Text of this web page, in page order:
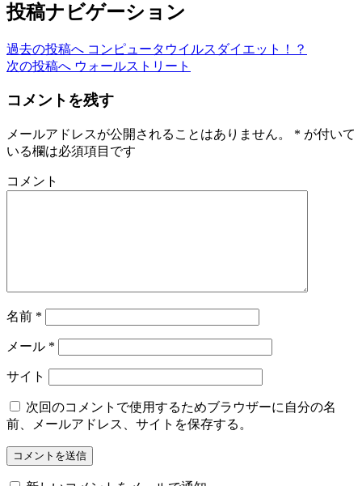
投稿ナビゲーション
過去の投稿へ コンピュータウイルスダイエット！？
次の投稿へ ウォールストリート
コメントを残す
メールアドレスが公開されることはありません。 * が付いて
いる欄は必須項目です
コメント
名前 *
メール *
サイト
次回のコメントで使用するためブラウザーに自分の名
前、メールアドレス、サイトを保存する。